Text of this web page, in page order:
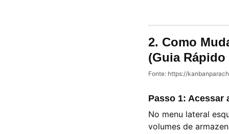
2. Como
(Guia
Fonte: https://
Passo 1: Acessar
No menu lateral
volumes de